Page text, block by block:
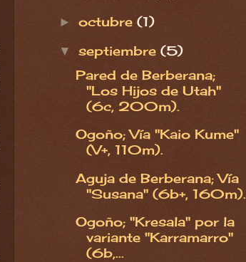
►octubre(1)
▼septiembre(5)
Pared de Berberana;
"Los Hijos de Utah"
(6c, 200m).
Ogoño; Vía "Kaio Kume"
(V+, 110m).
Aguja de Berberana; Vía
"Susana" (6b+, 160m).
Ogoño; "Kresala" por la
variante "Karramarro"
(6b,...